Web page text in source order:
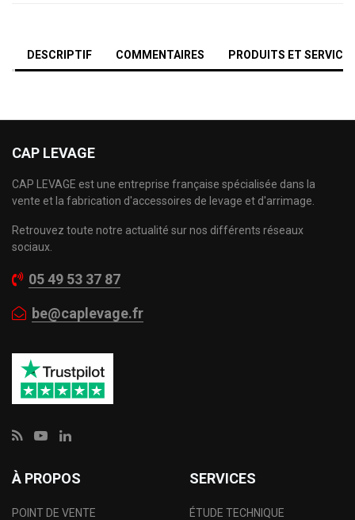
DESCRIPTIF COMMENTAIRES PRODUITS ET
CAP LEVAGE
CAP LEVAGE est une entreprise française spécialisée dans la
vente et la fabrication d'accessoires de levage et d'arrimage.
Retrouvez toute notre actualité sur nos différents réseaux
sociaux.
05 49 53 37 87
be@caplevage.fr
À PROPOS
POINT DE VENTE
SERVICES
ÉTUDE TECHNIQUE